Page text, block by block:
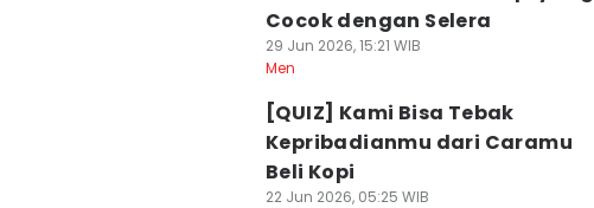
Cocok dengan Selera
29 Jun 2026, 15:21 WIB
Men
[QUIZ] Kami Bisa Tebak
Kepribadianmu dari Caramu
Beli Kopi
22 Jun 2026, 05:25 WIB